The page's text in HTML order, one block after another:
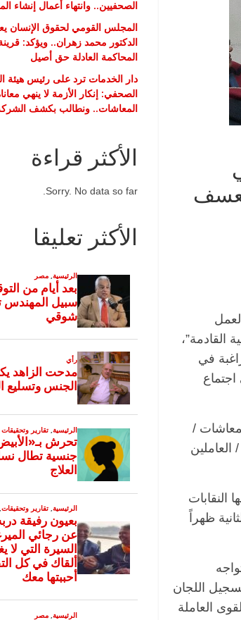
القادمة”،
في
/
النقابات
الساعة الثانية ظهراً
اللجان
العاملة
الصحفيين.. وانتهاء أعمال إنشاء
المجلس القومي لحقوق الإنسان
الدكتور محمد زهران.. ويؤكد:
المحاكمة العادلة حق أصيل
دار الخدمات ترد على رئيس هيئة
الصحفي: إنكار الأزمة لا ينهي
المعاشات.. ونطالب بكشف الشركة
الأكثر قراءة
Sorry. No data so far.
الأكثر تعليقا